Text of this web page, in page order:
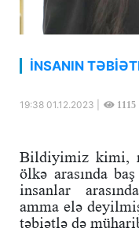
İNSANIN
19:38 01.12.2023 | 1115
Bildiyimiz kimi,
ölkə arasında
insanlar
amma elə
təbiətlə də